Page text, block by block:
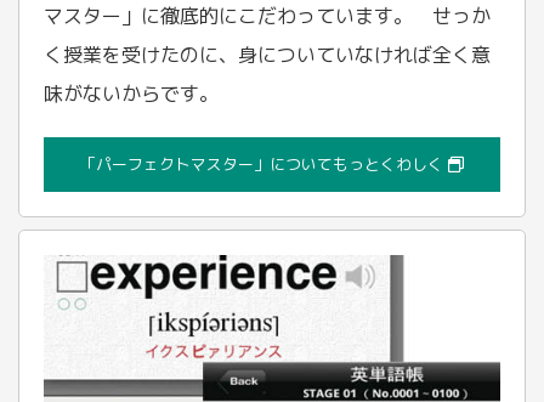
マスター」に徹底的にこだわっています。 せっか
く授業を受けたのに、身についていなければ全く意
味がないからです。
「パーフェクトマスター」についてもっとくわしく